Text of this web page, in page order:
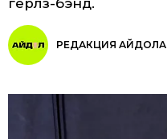
гёрлз-бэнд.
РЕДАКЦИЯ АЙДОЛА